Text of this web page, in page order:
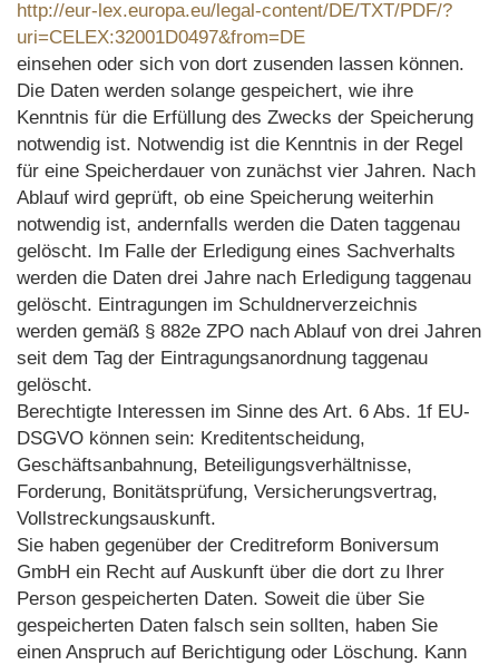
http://eur-lex.europa.eu/legal-content/DE/TXT/PDF/?
uri=CELEX:32001D0497&from=DE
einsehen oder sich von dort zusenden lassen können.
Die Daten werden solange gespeichert, wie ihre
Kenntnis für die Erfüllung des Zwecks der Speicherung
notwendig ist. Notwendig ist die Kenntnis in der Regel
für eine Speicherdauer von zunächst vier Jahren. Nach
Ablauf wird geprüft, ob eine Speicherung weiterhin
notwendig ist, andernfalls werden die Daten taggenau
gelöscht. Im Falle der Erledigung eines Sachverhalts
werden die Daten drei Jahre nach Erledigung taggenau
gelöscht. Eintragungen im Schuldnerverzeichnis
werden gemäß § 882e ZPO nach Ablauf von drei Jahren
seit dem Tag der Eintragungsanordnung taggenau
gelöscht.
Berechtigte Interessen im Sinne des Art. 6 Abs. 1f EU-
DSGVO können sein: Kreditentscheidung,
Geschäftsanbahnung, Beteiligungsverhältnisse,
Forderung, Bonitätsprüfung, Versicherungsvertrag,
Vollstreckungsauskunft.
Sie haben gegenüber der Creditreform Boniversum
GmbH ein Recht auf Auskunft über die dort zu Ihrer
Person gespeicherten Daten. Soweit die über Sie
gespeicherten Daten falsch sein sollten, haben Sie
einen Anspruch auf Berichtigung oder Löschung. Kann